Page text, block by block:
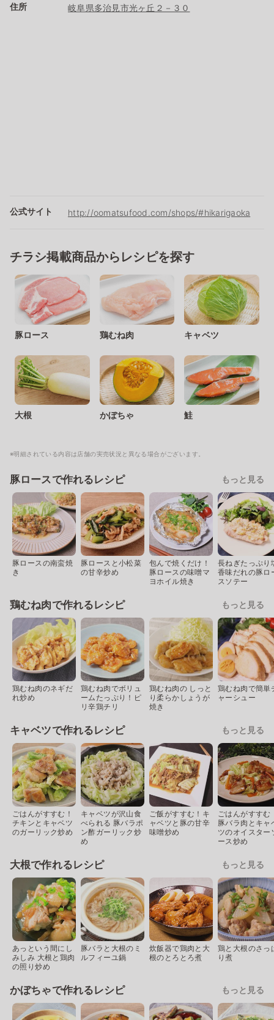
住所 岐阜県多治見市光ヶ丘２－３０
公式サイト http://oomatsufood.com/shops/#hikarigaoka
チラシ掲載商品からレシピを探す
豚ロース 鶏むね肉 キャベツ
大根 かぼちゃ 鮭
※明細されている内容は店舗の実売状況と異なる場合がございます。
豚ロースで作れるレシピ もっと見る
豚ロースの南蛮焼
き
豚ロースと小松菜
の甘辛炒め
包んで焼くだけ！
豚ロースの味噌マ
ヨホイル焼き
長ねぎたっぷり
香味だれの豚ロ
スソテー
鶏むね肉で作れるレシピ もっと見る
鶏むね肉のネギだ
れ炒め
鶏むね肉でボリュ
ームたっぷり！ピ
リ辛鶏チリ
鶏むね肉の しっと
り柔らかしょうが
焼き
鶏むね肉で簡単
ャーシュー
キャベツで作れるレシピ もっと見る
ごはんがすすむ！
チキンとキャベツ
のガーリック炒め
キャベツが沢山食
べられる 豚バラポ
ン酢ガーリック炒
め
ご飯がすすむ！キ
ャベツと豚の甘辛
味噌炒め
ごはんがすすむ
豚バラ肉とキャ
ツのオイスター
ース炒め
大根で作れるレシピ もっと見る
あっという間にし
みしみ 大根と鶏肉
の照り炒め
豚バラと大根のミ
ルフィーユ鍋
炊飯器で鶏肉と大
根のとろとろ煮
鶏と大根のさっ
り煮
かぼちゃで作れるレシピ もっと見る